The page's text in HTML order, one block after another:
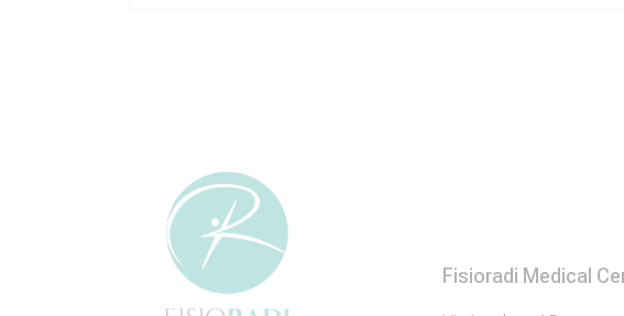
Fisioradi Medical